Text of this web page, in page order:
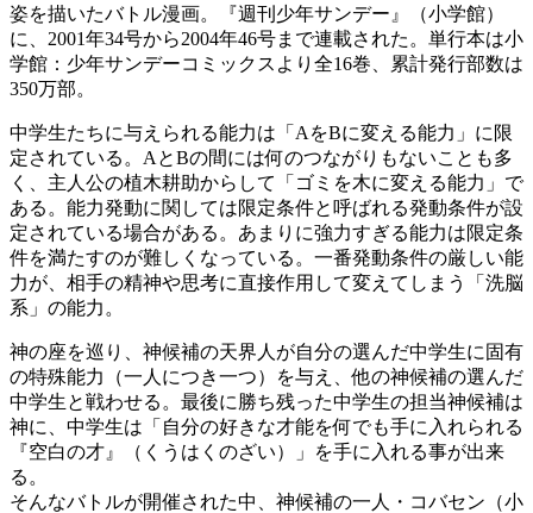
姿を描いたバトル漫画。『週刊少年サンデー』（小学館）
に、2001年34号から2004年46号まで連載された。単行本は小
学館：少年サンデーコミックスより全16巻、累計発行部数は
350万部。
中学生たちに与えられる能力は「AをBに変える能力」に限
定されている。AとBの間には何のつながりもないことも多
く、主人公の植木耕助からして「ゴミを木に変える能力」で
ある。能力発動に関しては限定条件と呼ばれる発動条件が設
定されている場合がある。あまりに強力すぎる能力は限定条
件を満たすのが難しくなっている。一番発動条件の厳しい能
力が、相手の精神や思考に直接作用して変えてしまう「洗脳
系」の能力。
神の座を巡り、神候補の天界人が自分の選んだ中学生に固有
の特殊能力（一人につき一つ）を与え、他の神候補の選んだ
中学生と戦わせる。最後に勝ち残った中学生の担当神候補は
神に、中学生は「自分の好きな才能を何でも手に入れられる
『空白の才』（くうはくのざい）」を手に入れる事が出来
る。
そんなバトルが開催された中、神候補の一人・コバセン（小